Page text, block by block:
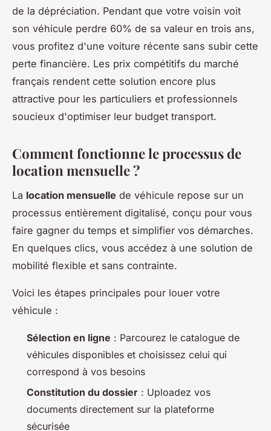
de la dépréciation. Pendant que votre voisin voit
son véhicule perdre 60% de sa valeur en trois ans,
vous profitez d'une voiture récente sans subir cette
perte financière. Les prix compétitifs du marché
français rendent cette solution encore plus
attractive pour les particuliers et professionnels
soucieux d'optimiser leur budget transport.
Comment fonctionne le processus de
location mensuelle ?
La location mensuelle de véhicule repose sur un
processus entièrement digitalisé, conçu pour vous
faire gagner du temps et simplifier vos démarches.
En quelques clics, vous accédez à une solution de
mobilité flexible et sans contrainte.
Voici les étapes principales pour louer votre
véhicule :
Sélection en ligne : Parcourez le catalogue de
véhicules disponibles et choisissez celui qui
correspond à vos besoins
Constitution du dossier : Uploadez vos
documents directement sur la plateforme
sécurisée